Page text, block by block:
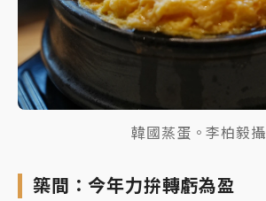
韓國蒸蛋。李柏毅攝
築間：今年力拚轉虧為盈